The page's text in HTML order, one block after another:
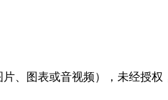
、图表或音视频），未经授